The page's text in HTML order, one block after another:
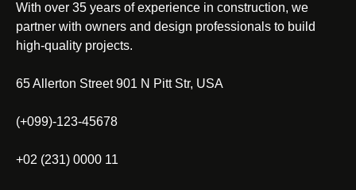
With over 35 years of experience in construction, we
partner with owners and design professionals to build
high-quality projects.
65 Allerton Street 901 N Pitt Str, USA
(+099)-123-45678
+02 (231) 0000 11